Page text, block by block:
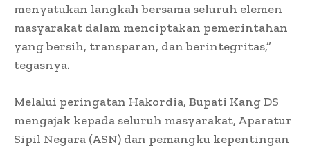
menyatukan langkah bersama seluruh elemen
masyarakat dalam menciptakan pemerintahan
yang bersih, transparan, dan berintegritas,”
tegasnya.
Melalui peringatan Hakordia, Bupati Kang DS
mengajak kepada seluruh masyarakat, Aparatur
Sipil Negara (ASN) dan pemangku kepentingan